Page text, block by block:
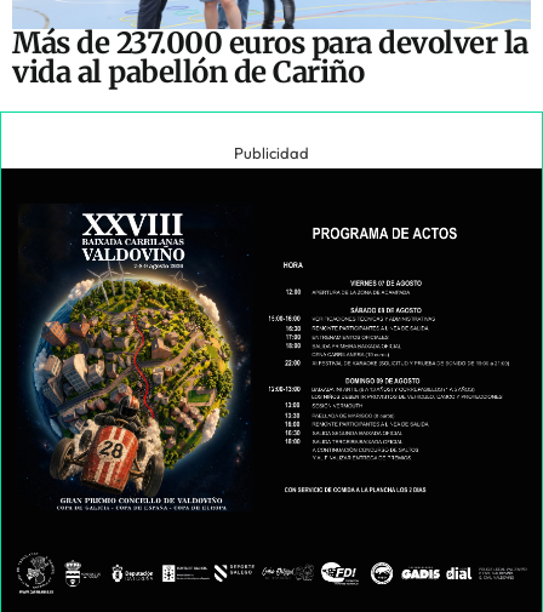
Más de 237.000 euros para devolver la
vida al pabellón de Cariño
Publicidad